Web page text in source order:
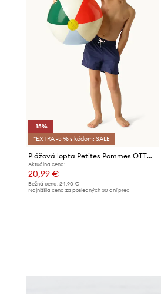
-15%
*EXTRA -5 % s kódom: SALE
Plážová lopta Petites Pommes OTTO BEACH BALL
Aktuálna cena:
20,99 €
Bežná cena: 24,90 €
Najnižšia cena za posledných 30 dní pred